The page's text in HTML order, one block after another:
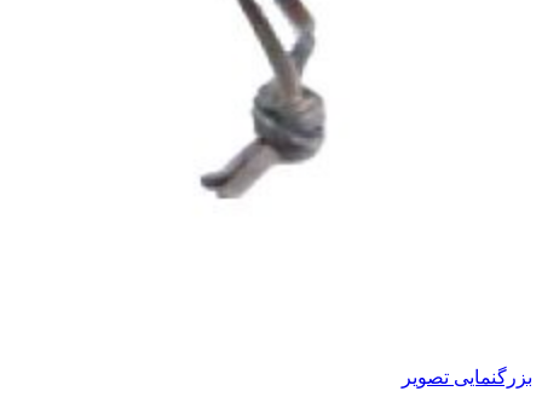
بزرگنمایی تصویر